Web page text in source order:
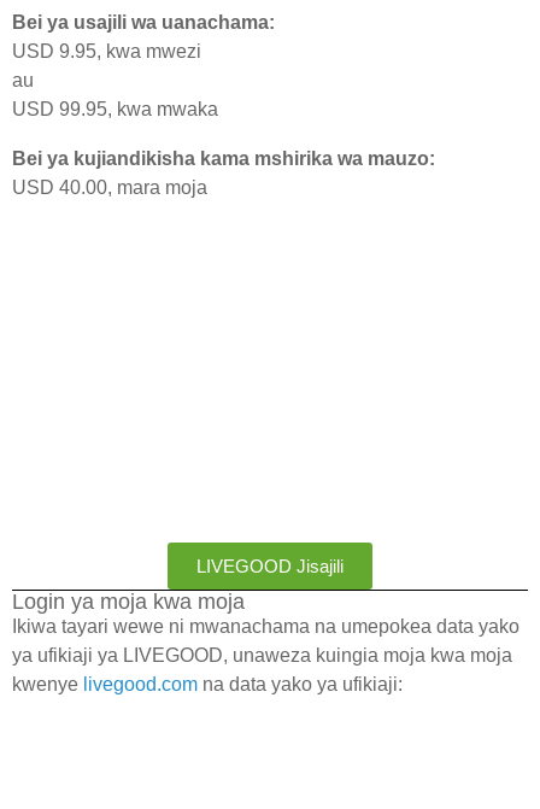
Bei ya usajili wa uanachama:
USD 9.95, kwa mwezi
au
USD 99.95, kwa mwaka
Bei ya kujiandikisha kama mshirika wa mauzo:
USD 40.00, mara moja
LIVEGOOD Jisajili
Login ya moja kwa moja
Ikiwa tayari wewe ni mwanachama na umepokea data yako
ya ufikiaji ya LIVEGOOD, unaweza kuingia moja kwa moja
kwenye livegood.com na data yako ya ufikiaji: